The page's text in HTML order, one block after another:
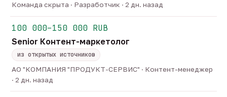
Команда скрыта · Разработчик · 2 дн. назад
100 000–150 000 RUB
Senior Контент-маркетолог
из открытых источников
АО "КОМПАНИЯ "ПРОДУКТ-СЕРВИС" · Контент-менеджер
· 2 дн. назад